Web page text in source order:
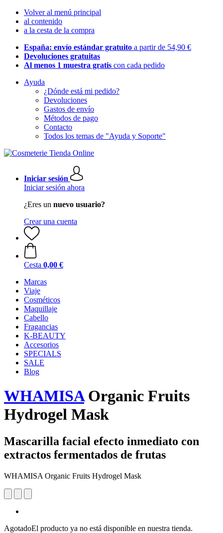
Volver al menú principal
al contenido
a la cesta de la compra
España: envío estándar gratuito a partir de 54,90 €
Devoluciones gratuitas
Al menos 1 muestra gratis con cada pedido
Ayuda
¿Dónde está mi pedido?
Devoluciones
Gastos de envío
Métodos de pago
Contacto
Todos los temas de "Ayuda y Soporte"
Iniciar sesión
Iniciar sesión ahora
¿Eres un nuevo usuario?
Crear una cuenta
Cesta 0,00 €
Marcas
Viaje
Cosméticos
Maquillaje
Cabello
Fragancias
K-BEAUTY
Accesorios
SPECIALS
SALE
Blog
WHAMISAOrganic Fruits
Hydrogel Mask
Mascarilla facial efecto inmediato con
extractos fermentados de frutas
WHAMISA Organic Fruits Hydrogel Mask
AgotadoEl producto ya no está disponible en nuestra tienda.